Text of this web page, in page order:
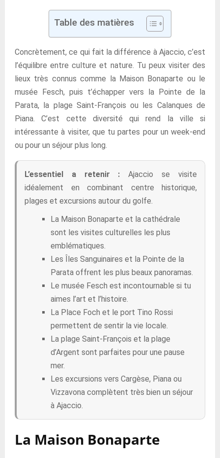
Table des matières
Concrètement, ce qui fait la différence à Ajaccio, c’est
l’équilibre entre culture et nature. Tu peux visiter des
lieux très connus comme la Maison Bonaparte ou le
musée Fesch, puis t’échapper vers la Pointe de la
Parata, la plage Saint-François ou les Calanques de
Piana. C’est cette diversité qui rend la ville si
intéressante à visiter, que tu partes pour un week-end
ou pour un séjour plus long.
L’essentiel a retenir : Ajaccio se visite
idéalement en combinant centre historique,
plages et excursions autour du golfe.
La Maison Bonaparte et la cathédrale
sont les visites culturelles les plus
emblématiques.
Les Îles Sanguinaires et la Pointe de la
Parata offrent les plus beaux panoramas.
Le musée Fesch est incontournable si tu
aimes l’art et l’histoire.
La Place Foch et le port Tino Rossi
permettent de sentir la vie locale.
La plage Saint-François et la plage
d’Argent sont parfaites pour une pause
mer.
Les excursions vers Cargèse, Piana ou
Vizzavona complètent très bien un séjour
à Ajaccio.
La Maison Bonaparte